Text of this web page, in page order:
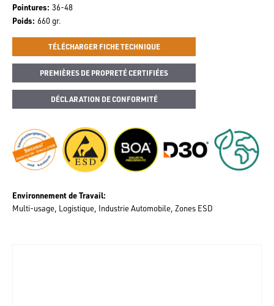
Pointures 36-48
Poids 660 gr.
TÉLÉCHARGER FICHE TECHNIQUE
PREMIÈRES DE PROPRETÉ CERTIFIÉES
DÉCLARATION DE CONFORMITÉ
Environnement de Travail
Multi-usage Logistique Industrie Automobile Zones ESD